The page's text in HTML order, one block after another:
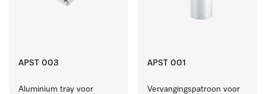
APST 003
Aluminium tray voor
APST 001
Vervangingspatroon voor